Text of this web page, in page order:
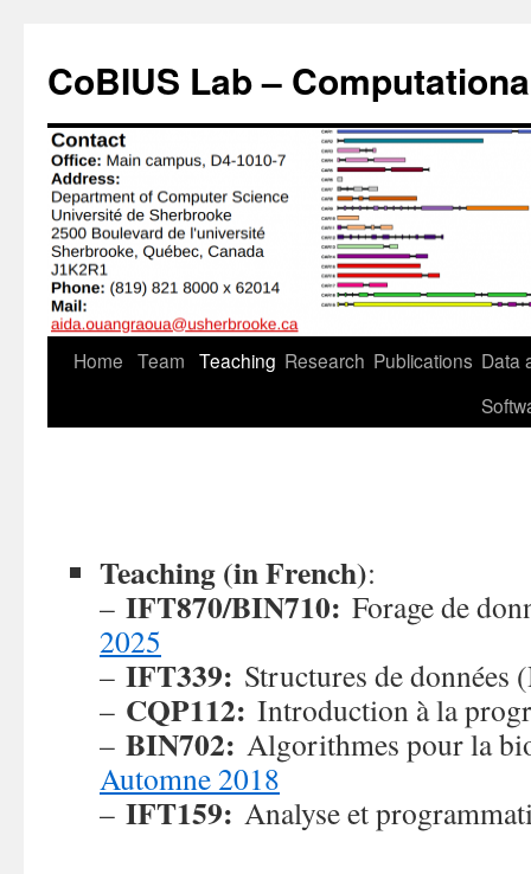
contenu
CoBIUS Lab –
Home Team Teaching Research Publications Data
Teaching (in French):
– IFT870/BIN710: Forage de
2025
– IFT339: Structures de
– CQP112: Introduction à la
– BIN702: Algorithmes pour la
Automne 2018
– IFT159: Analyse et